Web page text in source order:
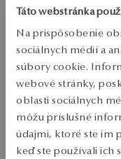
Táto webstránka
Na prispôsobenie
sociálnych médií a
súbory cookie.
webové stránky,
oblasti sociálnych
môžu príslušné
údajmi, ktoré ste im
keď ste používali ich
Zásielka: 1pracovné
Doprava zdarma od
Bezplatné vrátenie
PODROBNOSTI
Ruda: zlato Trieda: 585
H/I1 diamantové rezanie